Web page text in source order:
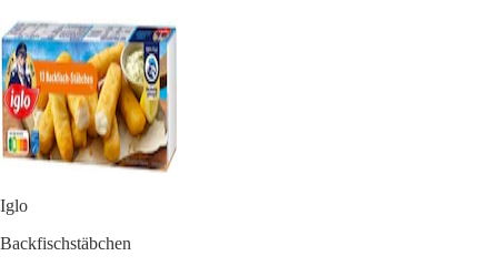
Iglo
Backfischstäbchen